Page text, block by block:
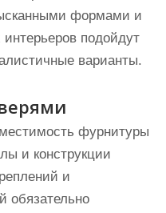
формами и
подойдут
варианты.
фурнитуры
и конструкции
и
обязательно